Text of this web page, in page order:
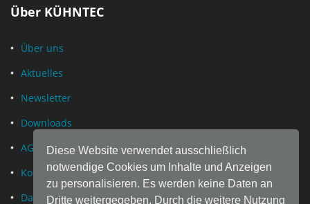
Diese Website verwendet ausschließlich
notwendige Cookies um Inhalte und Anzeigen
zu personalisieren. Es werden keine Daten an
Dritte weitergegeben. Durch die weitere Nutzung
Über KÜHNTEC
Über uns
Aktuelles
Newsletter
Downloads
AGB
Kontakt
Datenschutz